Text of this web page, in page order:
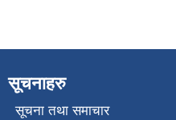
सूचनाहरु
सूचना तथा समाचार